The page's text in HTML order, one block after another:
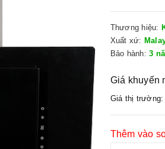
Thương hiệu:
Xuất xứ:
Bảo hành: 3
Giá khuyến
Giá thị trường:
Thêm vào